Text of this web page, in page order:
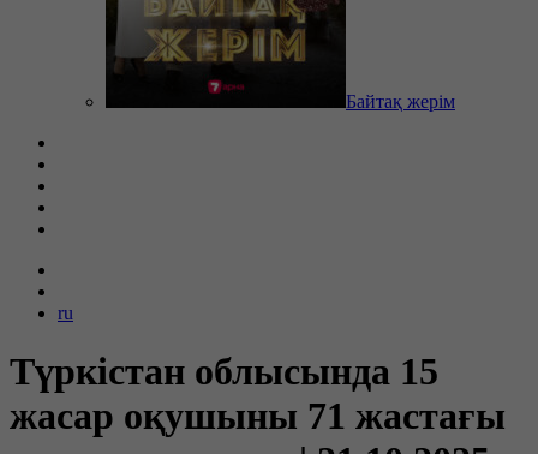
Байтақ жерім
ru
Түркістан облысында 15
жасар оқушыны 71 жастағы